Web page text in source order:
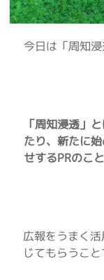
今日は「周知浸
「周知浸透」
たり、新たに
せするPRのこと
広報をうまく
じてもらうこ